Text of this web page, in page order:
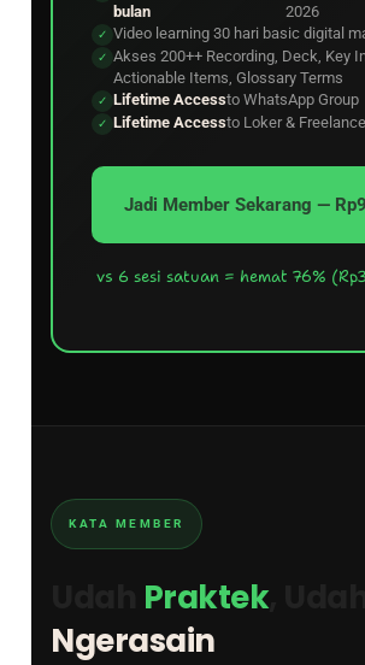
bulan
2026
✓ Video learning 30 hari basic digital
✓ Akses 200++ Recording, Deck, Key
Actionable Items, Glossary Terms
✓ Lifetime Accessto WhatsApp Group
✓ Lifetime Accessto Loker & Freelance
Jadi Member Sekarang —
vs 6 sesi satuan = hemat 76%
KATA MEMBER
Praktek
Ngerasain